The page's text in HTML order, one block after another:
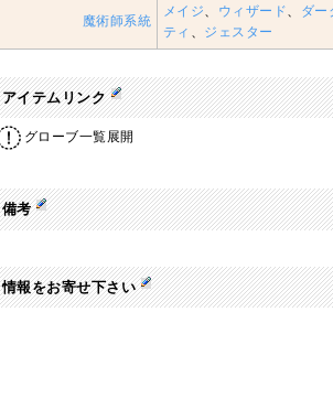
魔術師系統
メイジ、 ウィザード、 ダー
ティ 、 ジェスター
アイテムリンク
グローブ一覧展開
備考
情報をお寄せ下さい